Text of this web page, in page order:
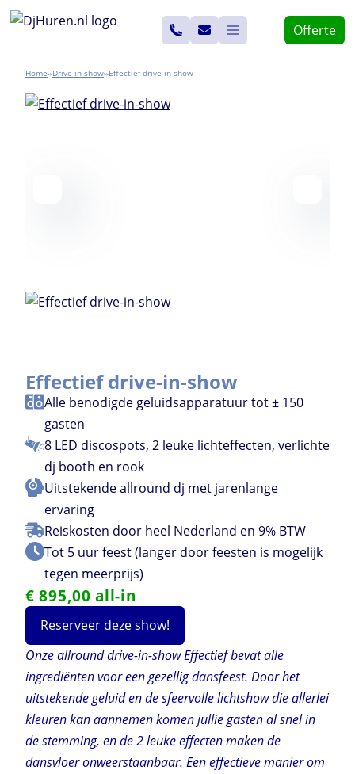
Ga
inhoud
Offerte
Home>>Drive-in-show>>Effectief drive-in-show
Effectief drive-in-show
Alle benodigde geluidsapparatuur tot ± 150
gasten
8 LED discospots, 2 leuke lichteffecten, verlichte
dj booth en rook
Uitstekende allround dj met jarenlange
ervaring
Reiskosten door heel Nederland en 9% BTW
Tot 5 uur feest (langer door feesten is mogelijk
tegen meerprijs)
€ 895,00 all-in
Reserveer deze show!
Onze allround drive-in-show Effectief bevat alle
ingrediënten voor een gezellig dansfeest. Door het
uitstekende geluid en de sfeervolle lichtshow die allerlei
kleuren kan aannemen komen jullie gasten al snel in
de stemming, en de 2 leuke effecten maken de
dansvloer onweerstaanbaar. Een effectieve manier om